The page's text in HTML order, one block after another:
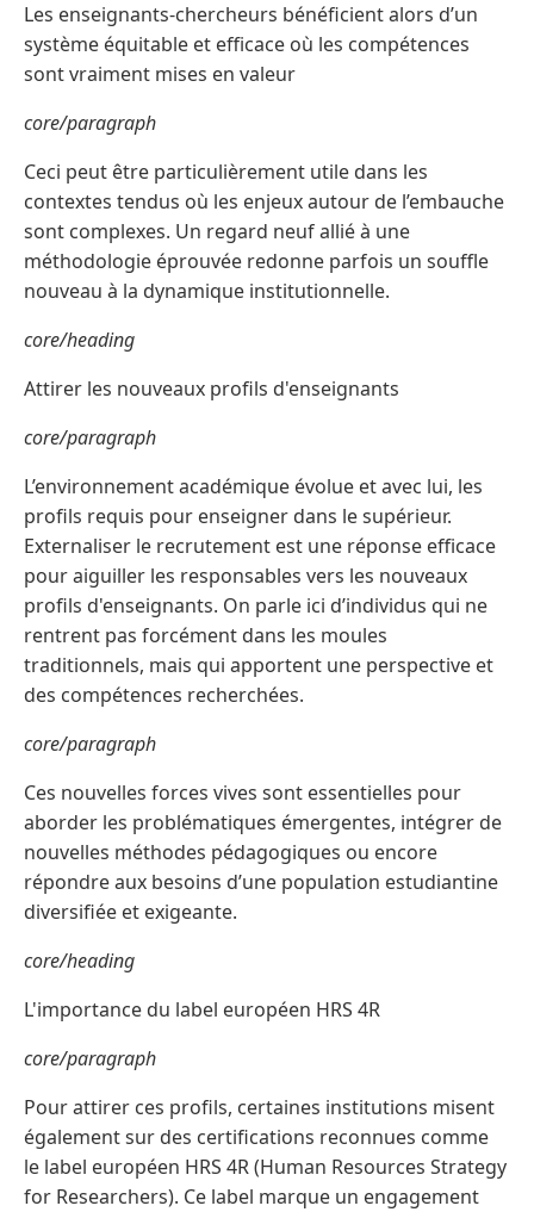
Les enseignants-chercheurs bénéficient alors d’un
système équitable et efficace où les compétences
sont vraiment mises en valeur
core/paragraph
Ceci peut être particulièrement utile dans les
contextes tendus où les enjeux autour de l’embauche
sont complexes. Un regard neuf allié à une
méthodologie éprouvée redonne parfois un souffle
nouveau à la dynamique institutionnelle.
core/heading
Attirer les nouveaux profils d'enseignants
core/paragraph
L’environnement académique évolue et avec lui, les
profils requis pour enseigner dans le supérieur.
Externaliser le recrutement est une réponse efficace
pour aiguiller les responsables vers les nouveaux
profils d'enseignants. On parle ici d’individus qui ne
rentrent pas forcément dans les moules
traditionnels, mais qui apportent une perspective et
des compétences recherchées.
core/paragraph
Ces nouvelles forces vives sont essentielles pour
aborder les problématiques émergentes, intégrer de
nouvelles méthodes pédagogiques ou encore
répondre aux besoins d’une population estudiantine
diversifiée et exigeante.
core/heading
L'importance du label européen HRS 4R
core/paragraph
Pour attirer ces profils, certaines institutions misent
également sur des certifications reconnues comme
le label européen HRS 4R (Human Resources Strategy
for Researchers). Ce label marque un engagement